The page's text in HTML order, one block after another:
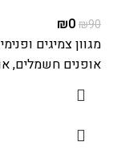
₪90
₪0
מגוון צמיגים
אופנים חשמלים,